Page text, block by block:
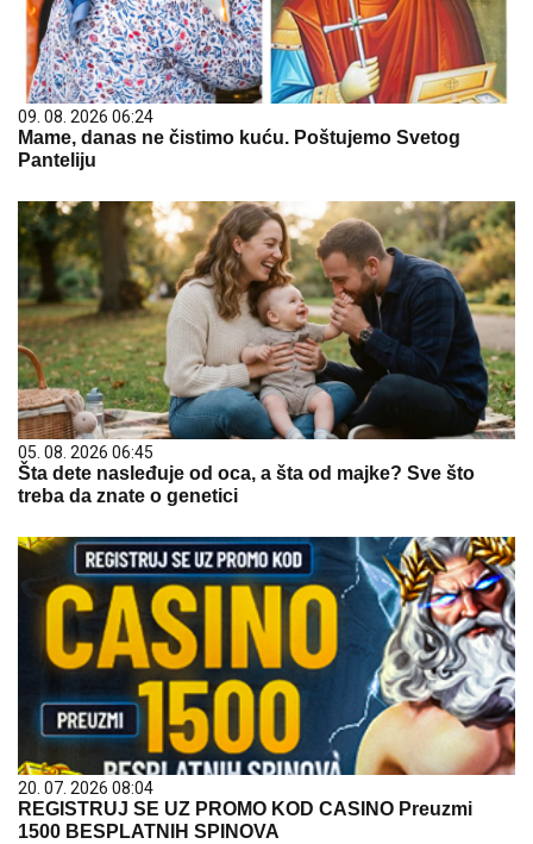
09. 08. 2026 06:24
Mame, danas ne čistimo kuću. Poštujemo Svetog
Panteliju
05. 08. 2026 06:45
Šta dete nasleđuje od oca, a šta od majke? Sve što
treba da znate o genetici
20. 07. 2026 08:04
REGISTRUJ SE UZ PROMO KOD CASINO Preuzmi
1500 BESPLATNIH SPINOVA